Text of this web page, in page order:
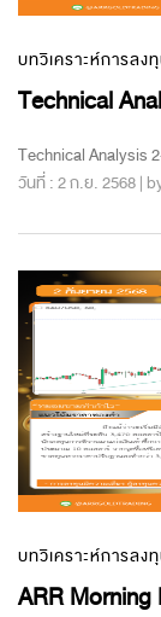
บทวิเคราะห์การลง
Technical
Technical Analysis
วันที่ : 2 ก.ย. 2568 |
บทวิเคราะห์การลง
ARR Morning